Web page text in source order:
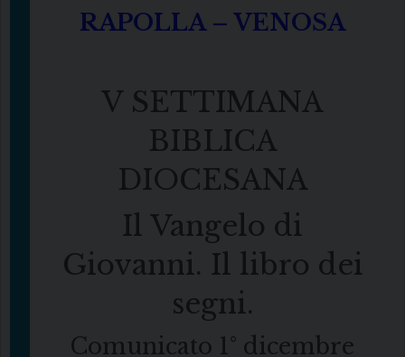
RAPOLLA – VENOSA
V SETTIMANA
BIBLICA
DIOCESANA
Il Vangelo di
Giovanni. Il libro dei
segni.
Comunicato 1° dicembre